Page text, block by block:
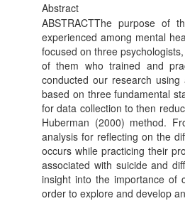
Abstract
ABSTRACTThe purpose of
experienced among mental
focused on three
of them who trained and
conducted our research
based on three fundamental
for data collection to then
Huberman (2000) method.
analysis for reflecting on the
occurs while practicing their
associated with suicide and
insight into the importance of
order to explore and develop